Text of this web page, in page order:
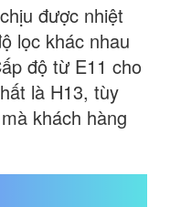
được nhiệt
lọc khác nhau
độ từ E11 cho
là H13, tùy
khách hàng